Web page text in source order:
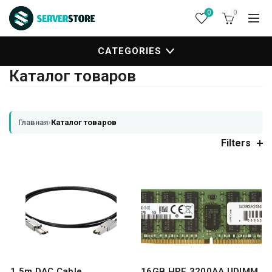
0 0
CATEGORIES
Каталог товаров
Главная›Каталог товаров
Filters